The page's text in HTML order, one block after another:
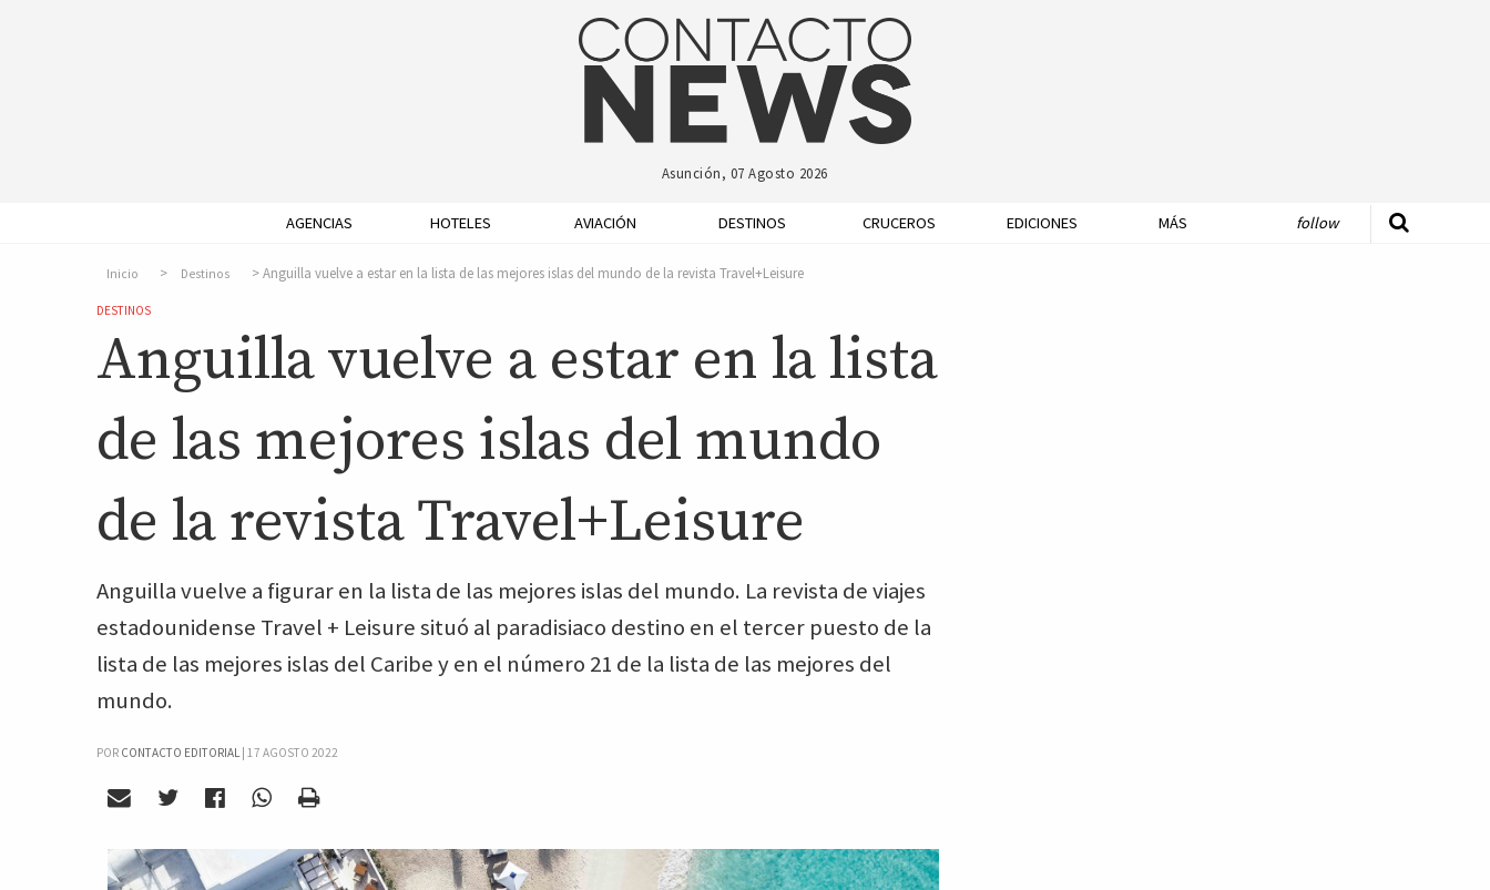
Asunción, 07 Agosto 2026
AGENCIAS HOTELES AVIACIÓN DESTINOS CRUCEROS EDICIONES MÁS follow
Inicio Destinos Anguilla vuelve a estar en la lista de las mejores islas del mundo de la revista Travel+Leisure
DESTINOS
Anguilla vuelve a estar en la lista
de las mejores islas del mundo
de la revista Travel+Leisure
Anguilla vuelve a figurar en la lista de las mejores islas del mundo. La revista de viajes
estadounidense Travel + Leisure situó al paradisiaco destino en el tercer puesto de la
lista de las mejores islas del Caribe y en el número 21 de la lista de las mejores del
mundo.
POR CONTACTO EDITORIAL | 17 AGOSTO 2022